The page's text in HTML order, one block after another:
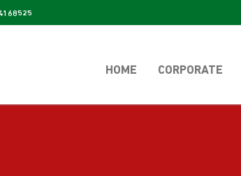
HOME CORPORATE